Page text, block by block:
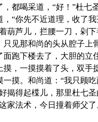
都喝采道，“好！”杜七
“你先不近道理，收了
葫芦儿，拦腰一刀，剁
见那和尚的头从腔子上
面跑下楼去了，大胆的立
，一摸摸着了头，双手
摸。和尚道：“我只顾
揭得起楪儿，那里杜七
家法术，今日撞着师父